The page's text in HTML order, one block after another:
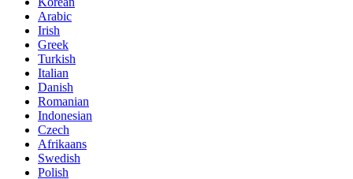
Arabic
Irish
Greek
Turkish
Italian
Danish
Romanian
Indonesian
Czech
Afrikaans
Swedish
Polish